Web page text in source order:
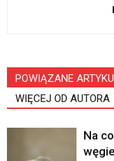
POWIĄZANE
WIĘCEJ OD AUTORA
Na